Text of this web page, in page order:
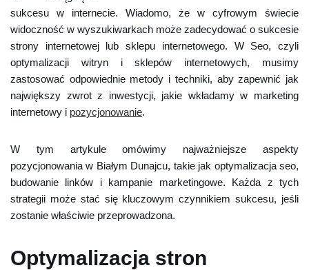
sukcesu w internecie. Wiadomo, że w cyfrowym świecie
widoczność w wyszukiwarkach może zadecydować o sukcesie
strony internetowej lub sklepu internetowego. W Seo, czyli
optymalizacji witryn i sklepów internetowych, musimy
zastosować odpowiednie metody i techniki, aby zapewnić jak
największy zwrot z inwestycji, jakie wkładamy w marketing
internetowy i pozycjonowanie.
W tym artykule omówimy najważniejsze aspekty
pozycjonowania w Białym Dunajcu, takie jak optymalizacja seo,
budowanie linków i kampanie marketingowe. Każda z tych
strategii może stać się kluczowym czynnikiem sukcesu, jeśli
zostanie właściwie przeprowadzona.
Optymalizacja stron